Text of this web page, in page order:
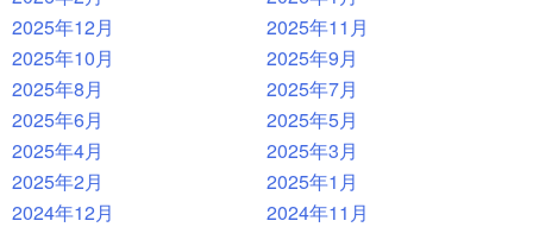
2025年12月
2025年11月
2025年10月
2025年9月
2025年8月
2025年7月
2025年6月
2025年5月
2025年4月
2025年3月
2025年2月
2025年1月
2024年12月
2024年11月